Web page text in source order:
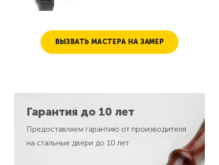
ВЫЗВАТЬ МАСТЕРА НА ЗАМЕР
Гарантия до 10 лет
Предоставляем гарантию от производителя
на стальные двери до 10 лет